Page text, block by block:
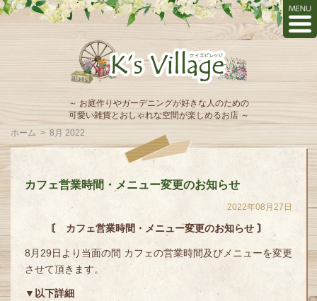
～ お庭作りやガーデニングが好きな人のための
可愛い雑貨とおしゃれな空間が楽しめるお店 ～
ホーム > 8月 2022
カフェ営業時間・メニュー変更のお知らせ
2022年08月27日
〘 カフェ営業時間・メニュー変更のお知らせ 〙
8月29日より当面の間 カフェの営業時間及びメニューを変更
させて頂きます。
▼以下詳細